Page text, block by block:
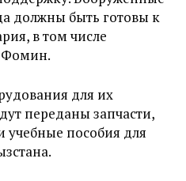
должны быть готовы к
в том числе
Фомин.
для их
переданы запчасти,
учебные пособия для